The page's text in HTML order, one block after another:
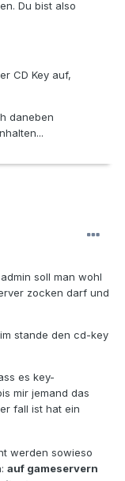
Du bist also
CD Key auf,
daneben
soll man wohl
zocken darf und
stande den cd-key
es key-
mir jemand das
fall ist hat ein
werden sowieso
auf gameservern